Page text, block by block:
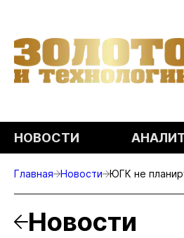
НОВОСТИ
Главная Новости ЮГК не
Новости